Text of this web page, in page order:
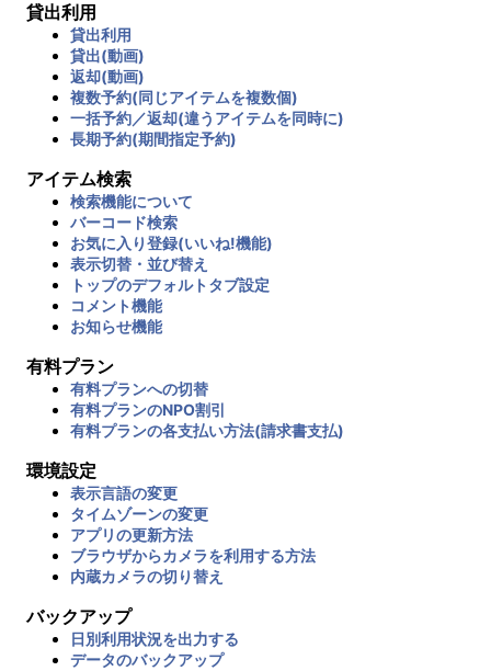
貸出利用
貸出利用
貸出(動画)
返却(動画)
複数予約(同じアイテムを複数個)
一括予約／返却(違うアイテムを同時に)
長期予約(期間指定予約)
アイテム検索
検索機能について
バーコード検索
お気に入り登録(いいね!機能)
表示切替・並び替え
トップのデフォルトタブ設定
コメント機能
お知らせ機能
有料プラン
有料プランへの切替
有料プランのNPO割引
有料プランの各支払い方法(請求書支払)
環境設定
表示言語の変更
タイムゾーンの変更
アプリの更新方法
ブラウザからカメラを利用する方法
内蔵カメラの切り替え
バックアップ
日別利用状況を出力する
データのバックアップ